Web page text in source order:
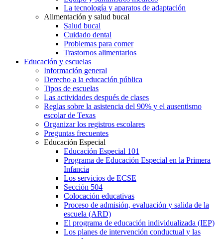
La tecnología y aparatos de adaptación
Alimentación y salud bucal
Salud bucal
Cuidado dental
Problemas para comer
Trastornos alimentarios
Educación y escuelas
Información general
Derecho a la educación pública
Tipos de escuelas
Las actividades después de clases
Reglas sobre la asistencia del 90% y el ausentismo
escolar de Texas
Organizar los registros escolares
Preguntas frecuentes
Educación Especial
Educación Especial 101
Programa de Educación Especial en la Primera
Infancia
Los servicios de ECSE
Sección 504
Colocación educativas
Proceso de admisión, evaluación y salida de la
escuela (ARD)
El programa de educación individualizada (IEP)
Los planes de intervención conductual y las